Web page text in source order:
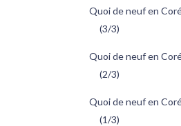
Quoi de neuf en
(3/3)
Quoi de neuf en
(2/3)
Quoi de neuf en
(1/3)